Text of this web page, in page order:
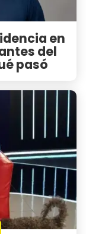
en
del
pasó